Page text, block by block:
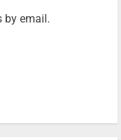
by email.